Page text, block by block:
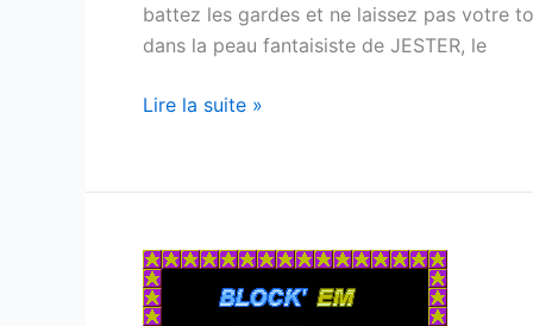
battez les gardes et ne laissez pas votre
dans la peau fantaisiste de JESTER, le
Jester
&
Lire la suite »